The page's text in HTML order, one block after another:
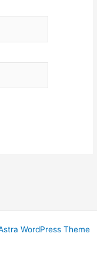
WordPress Theme